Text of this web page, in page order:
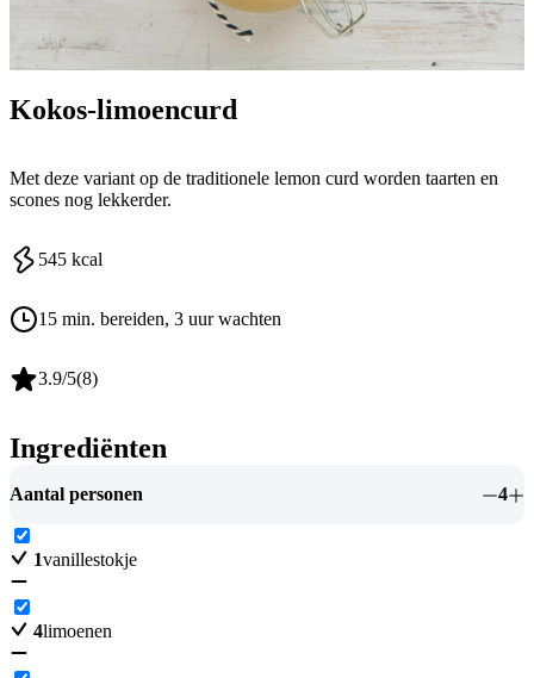
Kokos-limoencurd
Met deze variant op de traditionele lemon curd worden taarten en
scones nog lekkerder.
545 kcal
15 min. bereiden, 3 uur wachten
3.9/5(8)
Ingrediënten
Aantal personen 4
1vanillestokje
4limoenen